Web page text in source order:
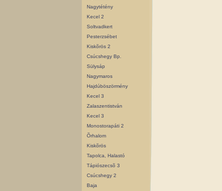
Nagytétény
Kecel 2
Soltvadkert
Pesterzsébet
Kiskõrös 2
Csúcshegy Bp.
Sülysáp
Nagymaros
Hajdúböszörmény
Kecel 3
Zalaszentistván
Kecel 3
Monostorapáti 2
Õrhalom
Kiskõrös
Tapolca, Halastó
Tápiószecsõ 3
Csúcshegy 2
Baja